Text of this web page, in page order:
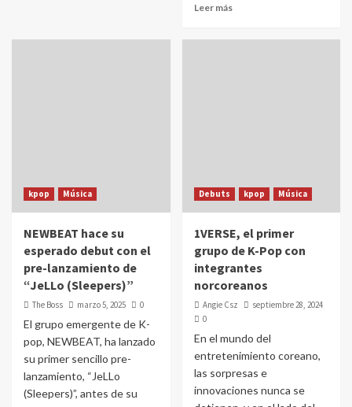
Leer más
kpop Música
NEWBEAT hace su
esperado debut con el
pre-lanzamiento de
“JeLLo (Sleepers)”
The Boss marzo 5, 2025 0
El grupo emergente de K-
pop, NEWBEAT, ha lanzado
su primer sencillo pre-
lanzamiento, “JeLLo
(Sleepers)”, antes de su
Debuts kpop Música
1VERSE, el primer
grupo de K-Pop con
integrantes
norcoreanos
Angie Csz
septiembre 28, 2024
0
En el mundo del
entretenimiento coreano,
las sorpresas e
innovaciones nunca se